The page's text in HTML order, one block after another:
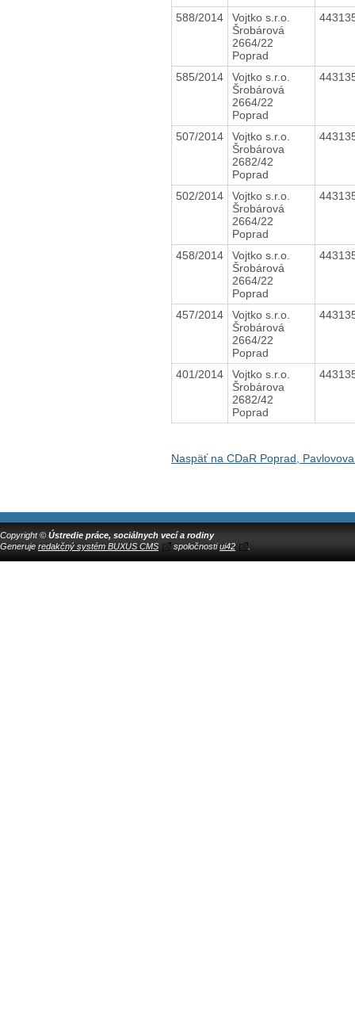
588/2014
Vojtko s.r.o.
Šrobárová
2664/22
Poprad
585/2014
Vojtko s.r.o.
Šrobárová
2664/22
Poprad
507/2014
Vojtko s.r.o.
Šrobárova
2682/42
Poprad
502/2014
Vojtko s.r.o.
Šrobárová
2664/22
Poprad
458/2014
Vojtko s.r.o.
Šrobárová
2664/22
Poprad
457/2014
Vojtko s.r.o.
Šrobárová
2664/22
Poprad
401/2014
Vojtko s.r.o.
Šrobárova
2682/42
Poprad
Naspäť na CDaR Poprad,
Copyright © Ústredie práce, sociálnych vecí a rodiny
Generuje redakčný systém BUXUS CMS spoločnostiui42